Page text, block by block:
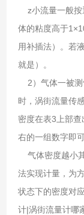
z小流量一般按
体的粘度高于
用补插法）。若
就是）。
2）气体一被测
时，涡街流量传
密度在表3上部
右的一组数字即可
气体密度越小
法实现计量，为
状态下的密度对
计|涡街流量计哪